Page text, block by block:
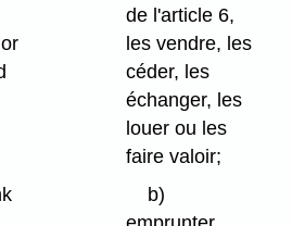
de l'article 6,
les vendre, les
céder, les
échanger, les
louer ou les
faire valoir;
b)